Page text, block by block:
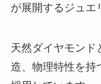
が展開するジュエ
天然ダイヤモンド
造、物理特性を持